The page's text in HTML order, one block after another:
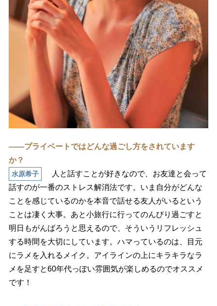
――プライベートではどんな過ごし方をされています
か？
水原希子
人と話すことが好きなので、お友達と会って
話すのが一番のストレス解消法です。いま自分がどんな
ことを感じているのかを本音で話せる友人がいるという
ことは凄く大事。あと小旅行に行ってのんびり過ごすと
明日もがんばろうと思えるので、そういうリフレッシュ
する時間を大切にしています。ハマっているのは、目元
にラメを入れるメイク。アイラインの上にキラキラなラ
メを足すと60年代っぽい雰囲気が楽しめるのでオススメ
です！